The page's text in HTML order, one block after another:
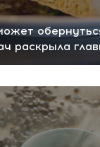
раскрыла